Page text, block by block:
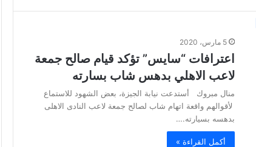
5 مارس، 2020
اعترافات “سايس” تؤكد قيام صالح جمعة
لاعب الاهلي بدهس شاب بسارته
منال مبروك أستدعت نيابة الجيزة، بعض الشهود للاستماع
لأقوالهم واقعة اتهام شاب لصالح جمعة لاعب النادى الاهلى
بدهسه بسيارته.…
أكمل القراءة »